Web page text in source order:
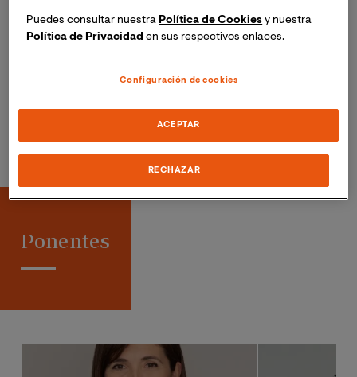
A través de las experiencias de nuestros ponentes,
conoceremos como han aplicado estas prácticas en
del bienestar de las personas.
Ponentes
Puedes consultar nuestra Política de Cookies y nuestra
Política de Privacidad en sus respectivos enlaces.
Configuración de cookies
RECHAZAR
ACEPTAR